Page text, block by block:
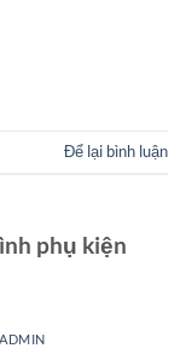
Để lại bình luận
phụ kiện
ADMIN